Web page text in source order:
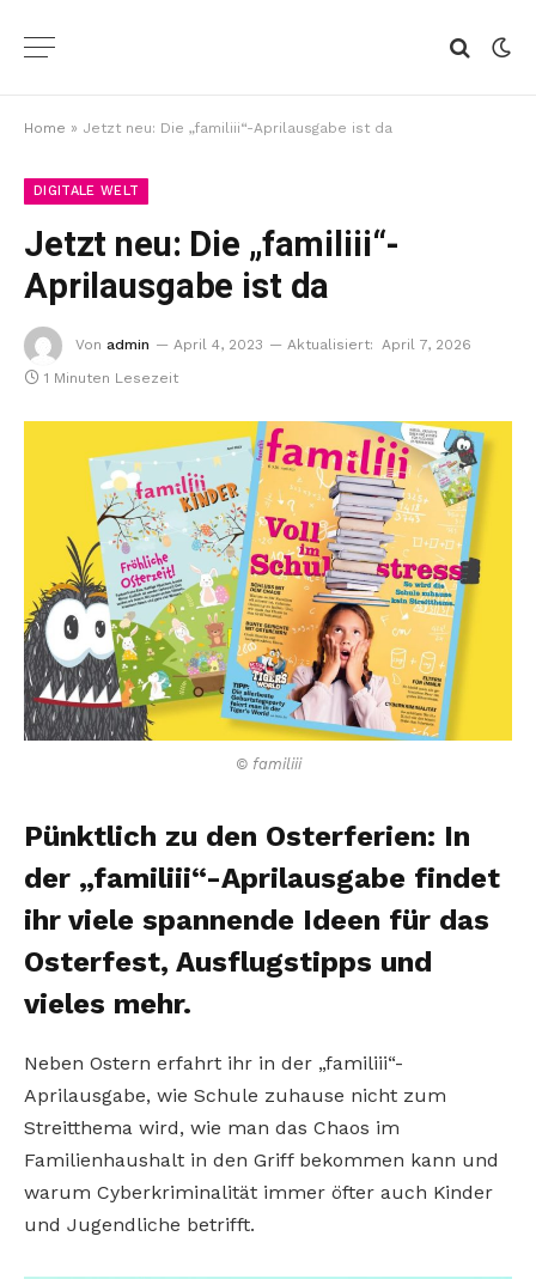
Home » Jetzt neu: Die „familiii“-Aprilausgabe ist da
DIGITALE WELT
Jetzt neu: Die „familiii“-
Aprilausgabe ist da
Von admin April 4, 2023 Aktualisiert: April 7, 2026
1 Minuten Lesezeit
© familiii
Pünktlich zu den Osterferien: In
der „familiii“-Aprilausgabe findet
ihr viele spannende Ideen für das
Osterfest, Ausflugstipps und
vieles mehr.
Neben Ostern erfahrt ihr in der „familiii“-
Aprilausgabe, wie Schule zuhause nicht zum
Streitthema wird, wie man das Chaos im
Familienhaushalt in den Griff bekommen kann und
warum Cyberkriminalität immer öfter auch Kinder
und Jugendliche betrifft.